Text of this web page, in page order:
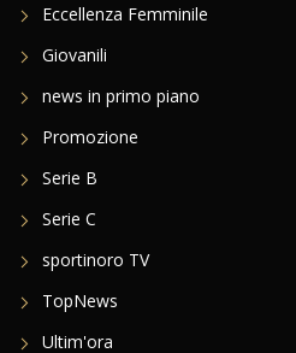
Eccellenza Femminile
Giovanili
news in primo piano
Promozione
Serie B
Serie C
sportinoro TV
TopNews
Ultim'ora